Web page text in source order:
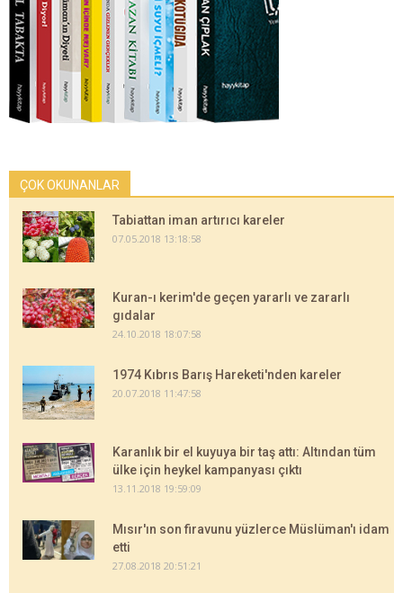
ÇOK OKUNANLAR
Tabiattan iman artırıcı kareler
07.05.2018 13:18:58
Kuran-ı kerim'de geçen yararlı ve zararlı
gıdalar
24.10.2018 18:07:58
1974 Kıbrıs Barış Hareketi'nden kareler
20.07.2018 11:47:58
Karanlık bir el kuyuya bir taş attı: Altından tüm
ülke için heykel kampanyası çıktı
13.11.2018 19:59:09
Mısır'ın son firavunu yüzlerce Müslüman'ı idam
etti
27.08.2018 20:51:21